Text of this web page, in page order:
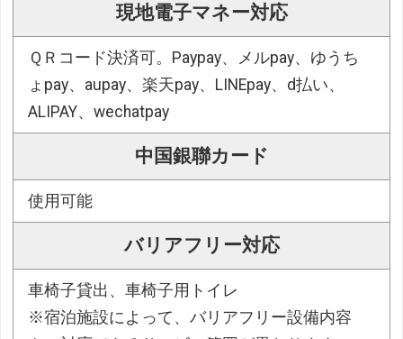
現地電子マネー対応
ＱＲコード決済可。Paypay、メルpay、ゆうち
ょpay、aupay、楽天pay、LINEpay、d払い、
ALIPAY、wechatpay
中国銀聯カード
使用可能
バリアフリー対応
車椅子貸出、車椅子用トイレ
※宿泊施設によって、バリアフリー設備内容